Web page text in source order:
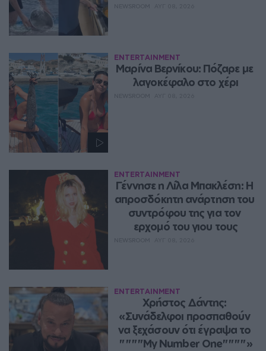
ENTERTAINMENT
Μαρίνα Βερνίκου: Πόζαρε με
λαγοκέφαλο στο χέρι
ENTERTAINMENT
Γέννησε η Λίλα Μπακλέση: Η
απροσδόκητη ανάρτηση του
συντρόφου της για τον
ερχομό του γιου τους
ENTERTAINMENT
Χρήστος Δάντης:
«Συνάδελφοι προσπαθούν
να ξεχάσουν ότι έγραψα το
""""My Number One""""»